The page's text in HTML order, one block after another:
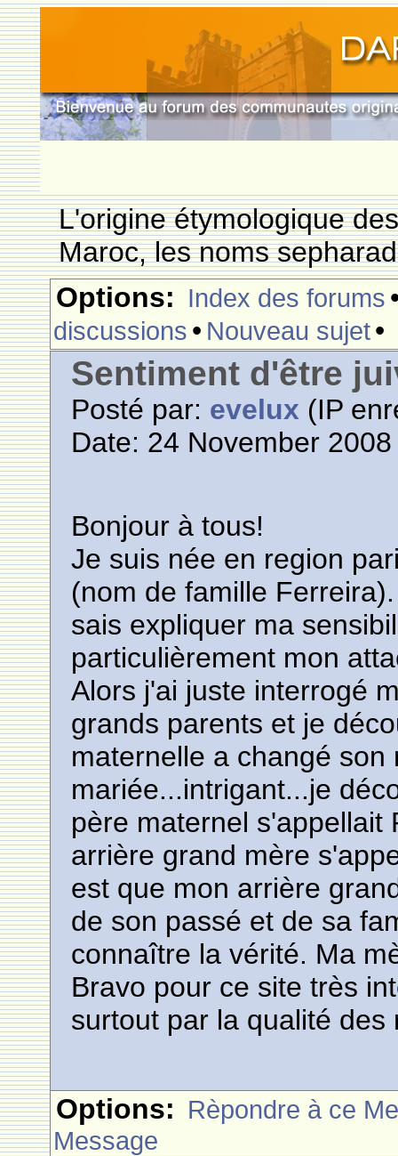
L'origine étymologique
Maroc, les noms
Options: Index des forums
discussions • Nouveau sujet•
Sentiment d'être
Posté par: evelux (IP
Date: 24 November
Bonjour à tous!
Je suis née en region
(nom de famille
sais expliquer ma
particulièrement mon
Alors j'ai juste interrogé
grands parents et je
maternelle a changé
mariée...intrigant...je
père maternel s'appellait
arrière grand mère
est que mon arrière
de son passé et de sa
connaître la vérité. Ma
Bravo pour ce site très
surtout par la qualité des
Options: Rèpondre à ce
Message